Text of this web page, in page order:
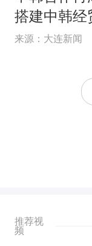
搭建中韩经
来源：大连新闻
推荐视
频